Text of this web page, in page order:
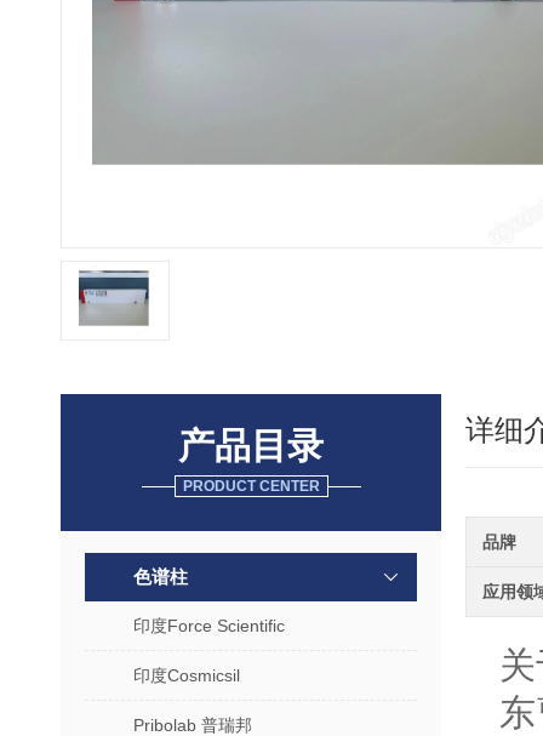
产品目录
PRODUCT CENTER
色谱柱
印度Force Scientific
印度Cosmicsil
Pribolab 普瑞邦
详细
品牌
应用领